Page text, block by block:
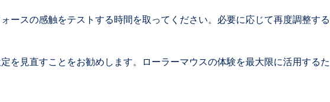
ースの感触をテストする時間を取ってください。必要に応じて再度調整す
を見直すことをお勧めします。ローラーマウスの体験を最大限に活用する